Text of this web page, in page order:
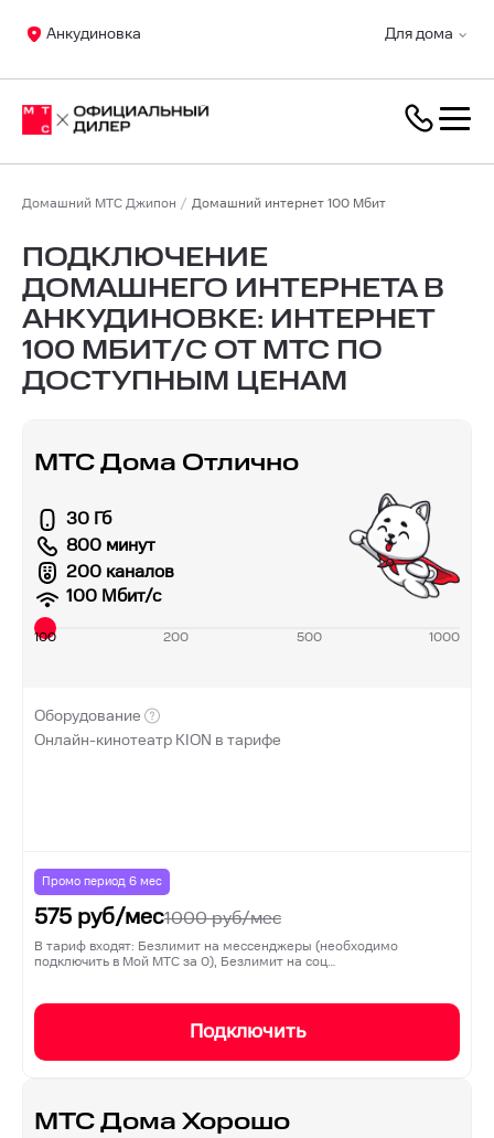
Для дома
Анкудиновка
Домашний МТС Джипон Домашний интернет 100 Мбит
ПОДКЛЮЧЕНИЕ
ДОМАШНЕГО ИНТЕРНЕТА В
АНКУДИНОВКЕ: ИНТЕРНЕТ
100 МБИТ/С ОТ МТС ПО
ДОСТУПНЫМ ЦЕНАМ
МТС Дома Отлично
30 Гб
800 минут
200 каналов
100 Мбит/с
100 200 500 1000
Оборудование
Онлайн-кинотеатр KION в тарифе
Промо период 6 мес
575 руб/мес1000руб/мес
В тариф входят: Безлимит на мессенджеры (необходимо
подключить в Мой МТС за 0), Безлимит на соц…
Подключить
МТС Дома Хорошо